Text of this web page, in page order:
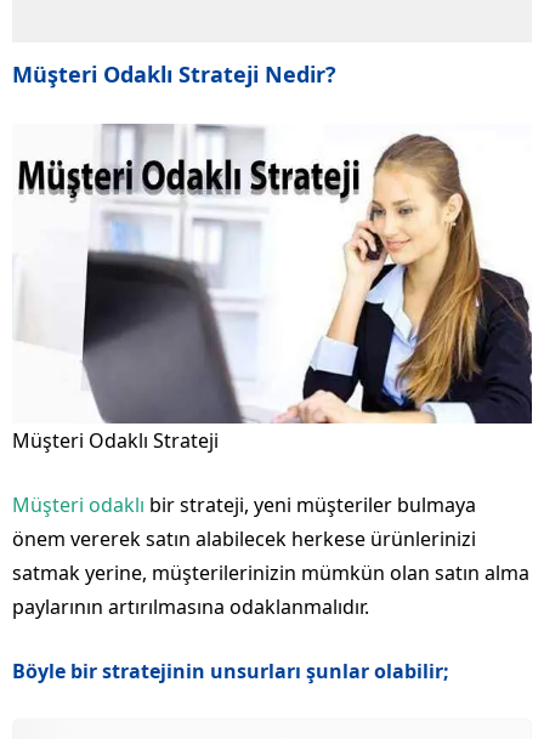
Müşteri Odaklı Strateji Nedir?
Müşteri Odaklı Strateji
Müşteri odaklı bir strateji, yeni müşteriler bulmaya
önem vererek satın alabilecek herkese ürünlerinizi
satmak yerine, müşterilerinizin mümkün olan satın alma
paylarının artırılmasına odaklanmalıdır.
Böyle bir stratejinin unsurları şunlar olabilir;